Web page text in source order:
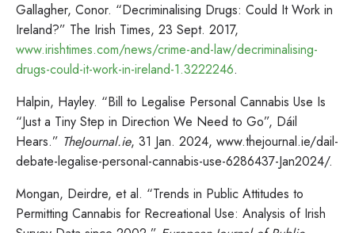
Gallagher, Conor. “Decriminalising Drugs: Could It Work in
Ireland?” The Irish Times, 23 Sept. 2017,
www.irishtimes.com/news/crime-and-law/decriminalising-
drugs-could-it-work-in-ireland-1.3222246.
Halpin, Hayley. “Bill to Legalise Personal Cannabis Use Is
“Just a Tiny Step in Direction We Need to Go”, Dáil
Hears.” TheJournal.ie, 31 Jan. 2024, www.thejournal.ie/dail-
debate-legalise-personal-cannabis-use-6286437-Jan2024/.
Mongan, Deirdre, et al. “Trends in Public Attitudes to
Permitting Cannabis for Recreational Use: Analysis of Irish